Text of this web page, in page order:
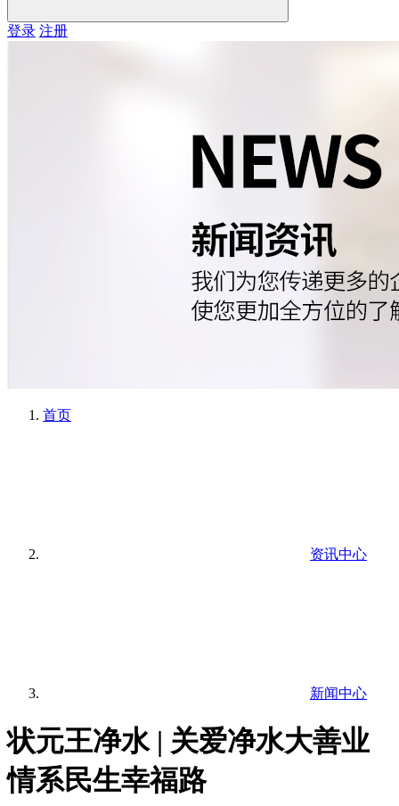
登录 注册
首页
资讯中心
新闻中心
状元王净水 | 关爱净水大善业
情系民生幸福路